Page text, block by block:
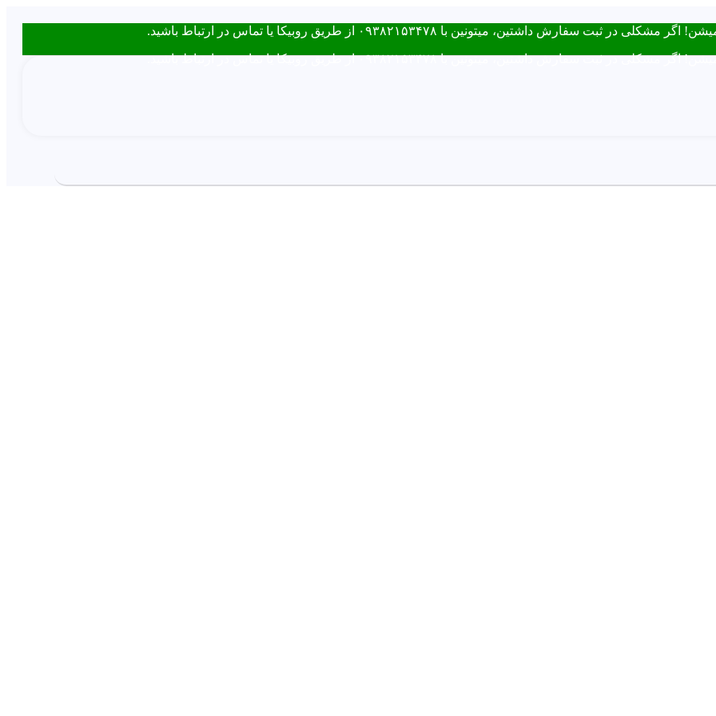
داشتین، میتونین با ۰۹۳۸۲۱۵۳۴۷۸ از طریق روبیکا یا تماس در ارتباط باشید.
داشتین، میتونین با ۰۹۳۸۲۱۵۳۴۷۸ از طریق روبیکا یا تماس در ارتباط باشید.